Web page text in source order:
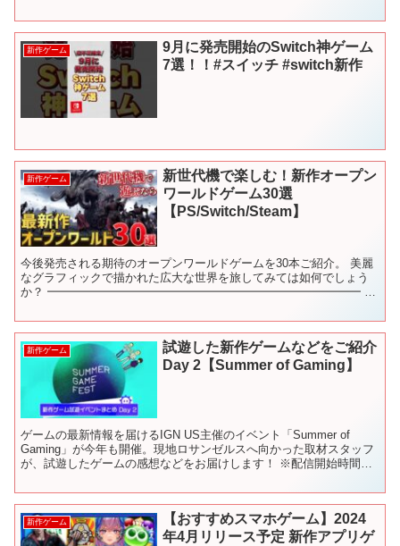
新作ゲーム
9月に発売開始のSwitch神ゲーム
7選！！#スイッチ #switch新作
新作ゲーム
新世代機で楽しむ！新作オープン
ワールドゲーム30選
【PS/Switch/Steam】
今後発売される期待のオープンワールドゲームを30本ご紹介。 美麗
なグラフィックで描かれた広大な世界を旅してみては如何でしょう
か？ ━━━━━━━━━━━━━━━━━━━━━━━━━━━ ■
新作ゲーム
試遊した新作ゲームなどをご紹介
Day 2【Summer of Gaming】
ゲームの最新情報を届けるIGN US主催のイベント「Summer of
Gaming」が今年も開催。現地ロサンゼルスへ向かった取材スタッフ
が、試遊したゲームの感想などをお届けします！ ※配信開始時間が
新作ゲーム
【おすすめスマホゲーム】2024
年4月リリース予定 新作アプリゲ